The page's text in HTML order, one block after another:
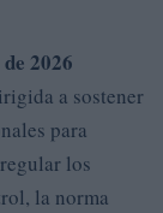
2026
a sostener
para
los
la norma